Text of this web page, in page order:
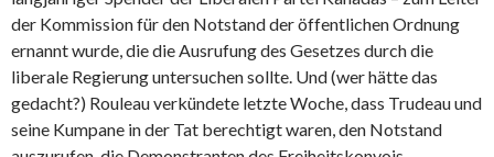
der Kommission für den Notstand der öffentlichen Ordnung
ernannt wurde, die die Ausrufung des Gesetzes durch die
liberale Regierung untersuchen sollte. Und (wer hätte das
gedacht?) Rouleau verkündete letzte Woche, dass Trudeau und
seine Kumpane in der Tat berechtigt waren, den Notstand